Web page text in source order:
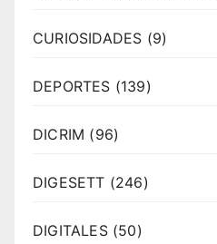
CURIOSIDADES (9)
DEPORTES (139)
DICRIM (96)
DIGESETT (246)
DIGITALES(50)